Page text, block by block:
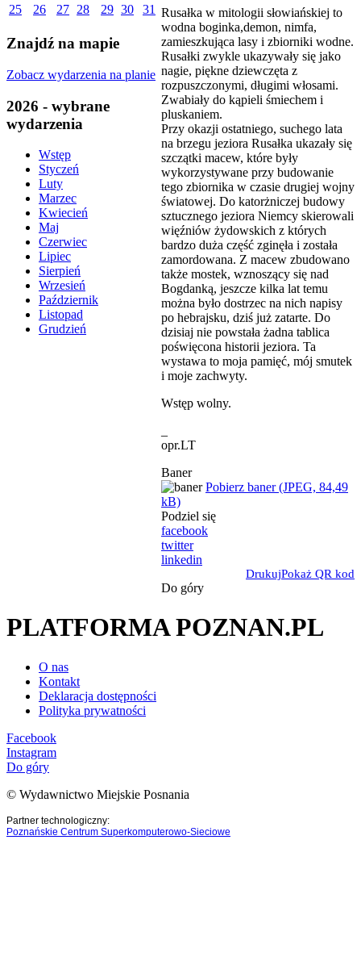
25
26 27 28 29 30 31
Znajdź na mapie
Zobacz wydarzenia na planie
2026 - wybrane
wydarzenia
Wstęp
Styczeń
Luty
Marzec
Kwiecień
Maj
Czerwiec
Lipiec
Sierpień
Wrzesień
Październik
Listopad
Grudzień
Rusałka w mitologii słowiańskiej to
wodna boginka,demon, nimfa,
zamieszkująca lasy i zbiorniki wodne.
Rusałki zwykle ukazywały się jako
nagie, piękne dziewczęta z
rozpuszczonymi, długimi włosami.
Zwabiały do kąpieli śmiechem i
pluskaniem.
Przy okazji ostatniego, suchego lata
na brzegu jeziora Rusałka ukazały się
szczątki macew, które były
wykorzystywane przy budowanie
tego zbiornika w czasie drugiej wojny
światowej. Do katorżniczej budowy
sztucznego jeziora Niemcy skierowali
więźniów żydowskich z których
bardzo duża część zginęła i została
zamordowana. Z macew zbudowano
także mostek, wznoszący się nad
Bogdanką, jeszcze kilka lat temu
można było dostrzec na nich napisy
po hebrajsku, dziś już zatarte. Do
dzisiaj nie powstała żadna tablica
poświęcona historii jeziora. Ta
wystawa to moja pamięć, mój smutek
i moje zachwyty.
Wstęp wolny.
opr.LT
Baner
Pobierz baner (JPEG, 84,49
kB)
Podziel się
facebook
twitter
linkedin
DrukujPokaż QR kod
Do góry
PLATFORMA POZNAN.PL
O nas
Kontakt
Deklaracja dostępności
Polityka prywatności
Facebook
Instagram
Do góry
© Wydawnictwo Miejskie Posnania
Partner technologiczny:
Poznańskie Centrum Superkomputerowo-Sieciowe